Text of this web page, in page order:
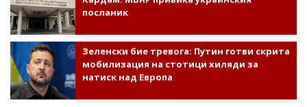
посланик
Зеленски бие тревога: Путин готви скрита
мобилизация на стотици хиляди за
натиск над Европа